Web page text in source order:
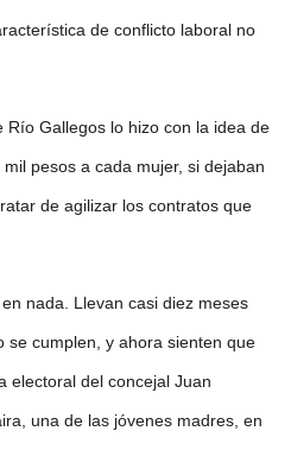
de conflicto laboral no
Río Gallegos lo hizo con la idea de
pesos a cada mujer, si dejaban
de agilizar los contratos que
nada. Llevan casi diez meses
se cumplen, y ahora sienten que
electoral del concejal Juan
una de las jóvenes madres, en